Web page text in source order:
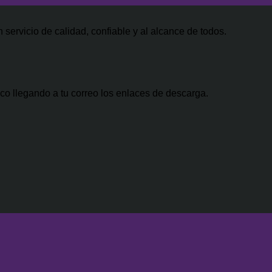
$47.00.de calidad, confiable y al alcance de todos.
llegando a tu correo los enlaces de descarga.